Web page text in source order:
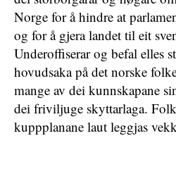
Norge for å hindre at
og for å gjera landet til eit
Underoffiserar og befal elles
hovudsaka på det norske
mange av dei kunnskapane
dei friviljuge skyttarlaga.
kuppplanane laut leggjas